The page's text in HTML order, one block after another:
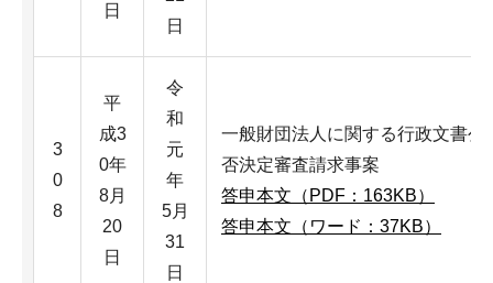
日
日
3
0
8
平
成3
0年
8月
20
日
令
和
元
年
5月
31
日
一般財団法人に関する行政文書公
否決定審査請求事案
答申本文（PDF：163KB）
答申本文（ワード：37KB）